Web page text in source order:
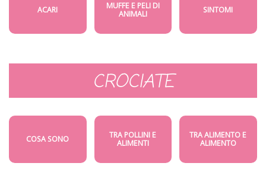
ACARI
MUFFE E PELI DI
ANIMALI
SINTOMI
CROCIATE
COSA SONO
TRA POLLINI E
ALIMENTI
TRA ALIMENTO E
ALIMENTO